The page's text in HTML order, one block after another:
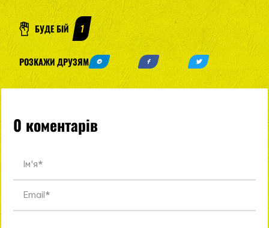
БУДЕ БІЙ 1
РОЗКАЖИ ДРУЗЯМ
0 коментарів